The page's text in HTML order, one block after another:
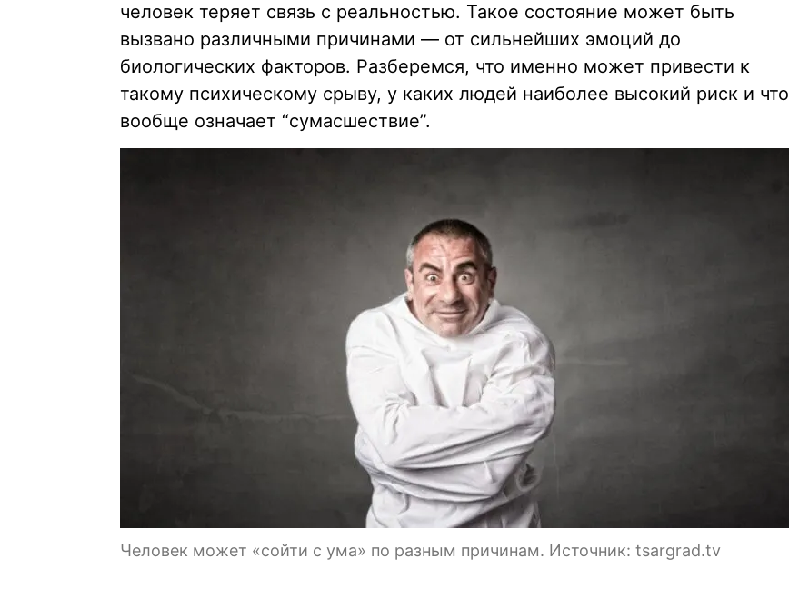
человек теряет связь с реальностью. Такое состояние может быть
вызвано различными причинами — от сильнейших эмоций до
биологических факторов. Разберемся, что именно может привести к
такому психическому срыву, у каких людей наиболее высокий риск и что
вообще означает “сумасшествие”.
Человек может «сойти с ума» по разным причинам. Источник: tsargrad.tv